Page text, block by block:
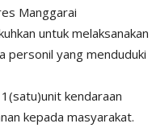
Manggarai
untuk melaksanakan
personil yang menduduki
kendaraan
kepada masyarakat.